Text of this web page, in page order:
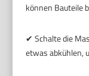
können Bauteile
✔ Schalte die
etwas abkühlen,